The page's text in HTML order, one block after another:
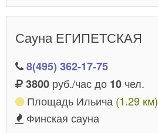
Сауна ЕГИПЕТСКАЯ
8(495) 362-17-75
3800 руб./час до 10 чел.
Площадь Ильича (1.29 км)
Финская сауна